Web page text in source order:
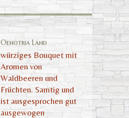
Oenotria Land
würziges Bouquet mit
Aromen von
Waldbeeren und
Früchten. Samtig und
ist ausgesprochen gut
ausgewogen